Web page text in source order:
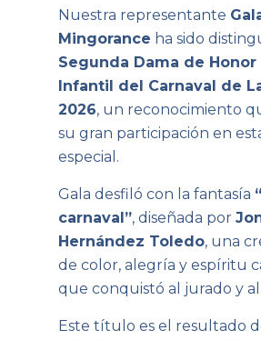
Nuestra representante
Mingorance ha sido
Segunda Dama de
Infantil del Carnaval de
2026, un reconocimiento
su gran participación en
especial.
Gala desfiló con la fantasía
carnaval”, diseñada por
Hernández Toledo, una
de color, alegría y espíritu
que conquistó al jurado y
Este título es el resultado